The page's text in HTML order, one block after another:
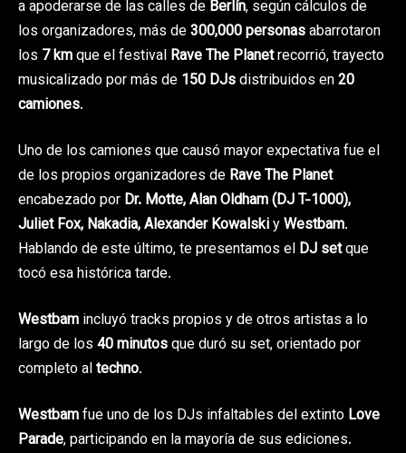
a apoderarse de las calles de Berlín, según cálculos de
los organizadores, más de300,000 personasabarrotaron
los 7 kmque el festival Rave The Planetrecorrió, trayecto
musicalizado por más de 150 DJsdistribuidos en20
camiones.
Uno de los camiones que causó mayor expectativa fue el
de los propios organizadores de Rave The Planet
encabezado por Dr. Motte, Alan Oldham (DJ T-1000),
Juliet Fox, Nakadia, Alexander KowalskiyWestbam.
Hablando de este último, te presentamos el DJ setque
tocó esa histórica tarde.
Westbam incluyó tracks propios y de otros artistas a lo
largo de los 40 minutosque duró su set, orientado por
completo altechno.
Westbamfue uno de los DJs infaltables del extinto Love
Parade, participando en la mayoría de sus ediciones.